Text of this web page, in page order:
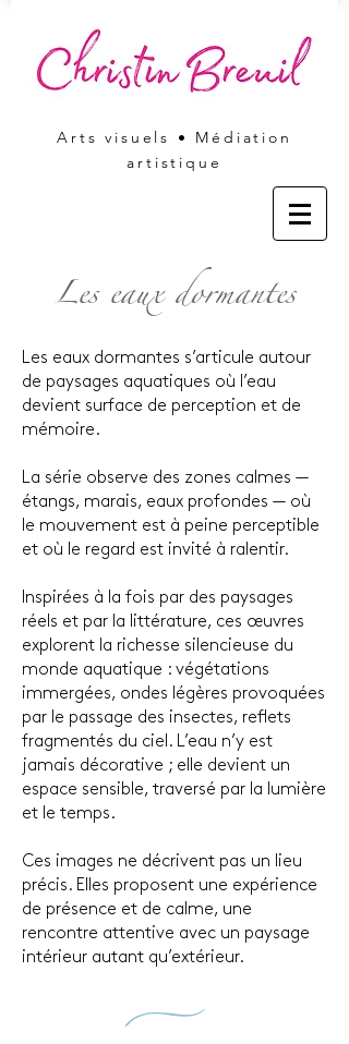
Arts visuels • Médiation
artistique
Les eaux dormantes
Les eaux dormantes s’articule autour
de paysages aquatiques où l’eau
devient surface de perception et de
mémoire.
La série observe des zones calmes —
étangs, marais, eaux profondes — où
le mouvement est à peine perceptible
et où le regard est invité à ralentir.
Inspirées à la fois par des paysages
réels et par la littérature, ces œuvres
explorent la richesse silencieuse du
monde aquatique : végétations
immergées, ondes légères provoquées
par le passage des insectes, reflets
fragmentés du ciel. L’eau n’y est
jamais décorative ; elle devient un
espace sensible, traversé par la lumière
et le temps.
Ces images ne décrivent pas un lieu
précis. Elles proposent une expérience
de présence et de calme, une
rencontre attentive avec un paysage
intérieur autant qu’extérieur.
2